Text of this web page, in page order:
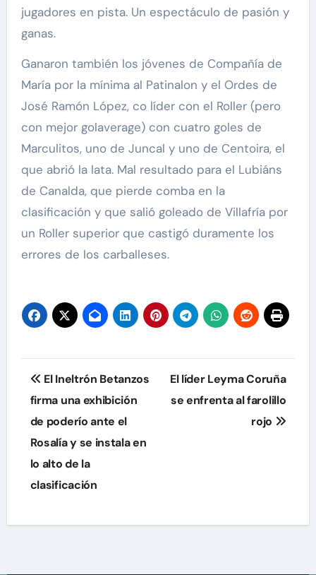
jugadores en pista. Un espectáculo de pasión y
ganas.
Ganaron también los jóvenes de Compañía de
María por la mínima al Patinalon y el Ordes de
José Ramón López, co líder con el Roller (pero
con mejor golaverage) con cuatro goles de
Marculitos, uno de Juncal y uno de Centoira, el
que abrió la lata. Mal resultado para el Lubiáns
de Canalda, que pierde comba en la
clasificación y que salió goleado de Villafría por
un Roller superior que castigó duramente los
errores de los carballeses.
Navegación
de
entradas
El Ineltrón Betanzos
firma una exhibición
de poderío ante el
Rosalía y se instala en
lo alto de la
clasificación
El líder Leyma Coruña
se enfrenta al farolillo
rojo